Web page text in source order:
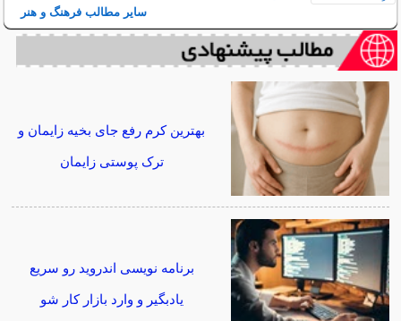
سایر مطالب فرهنگ و هنر
بهترین کرم رفع جای بخیه زایمان و
ترک پوستی زایمان
برنامه نویسی اندروید رو سریع
یادبگیر و وارد بازار کار شو